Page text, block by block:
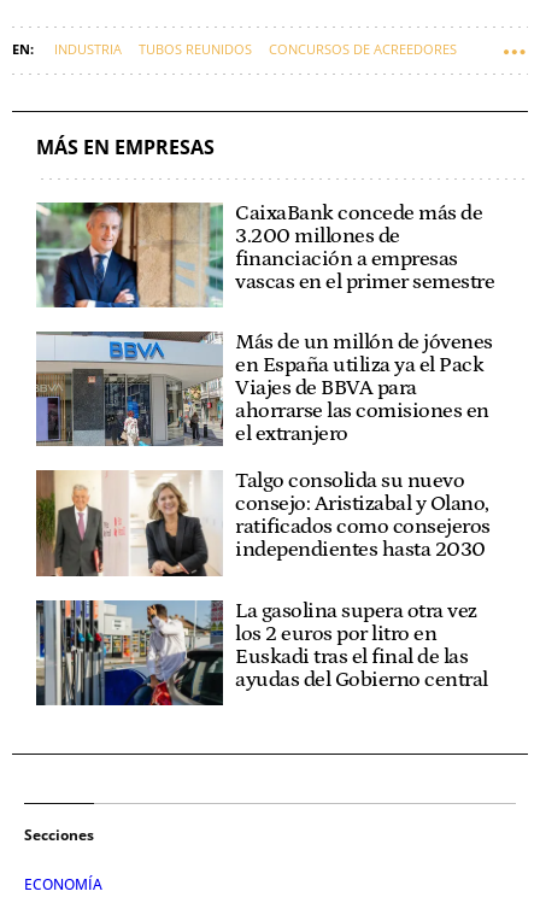
INDUSTRIA TUBOS REUNIDOS CONCURSOS DE ACREEDORES
MÁS EN EMPRESAS
CaixaBank concede más de
3.200 millones de
financiación a empresas
vascas en el primer semestre
Más de un millón de jóvenes
en España utiliza ya el Pack
Viajes de BBVA para
ahorrarse las comisiones en
el extranjero
Talgo consolida su nuevo
consejo: Aristizabal y Olano,
ratificados como consejeros
independientes hasta 2030
La gasolina supera otra vez
los 2 euros por litro en
Euskadi tras el final de las
ayudas del Gobierno central
Secciones
ECONOMÍA